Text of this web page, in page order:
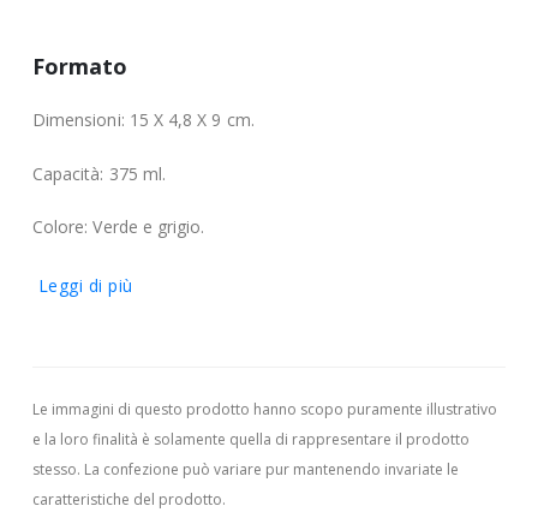
Formato
Dimensioni: 15 X 4,8 X 9 cm.
Capacità: 375 ml.
Colore: Verde e grigio.
Leggi di più
Le immagini di questo prodotto hanno scopo puramente illustrativo
e la loro finalità è solamente quella di rappresentare il prodotto
stesso. La confezione può variare pur mantenendo invariate le
caratteristiche del prodotto.